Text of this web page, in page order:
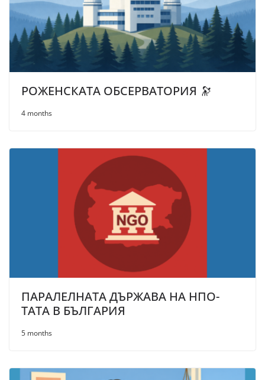
РОЖЕНСКАТА ОБСЕРВАТОРИЯ 🔭
4 months
ПАРАЛЕЛНАТА ДЪРЖАВА НА НПО-
ТАТА В БЪЛГАРИЯ
5 months